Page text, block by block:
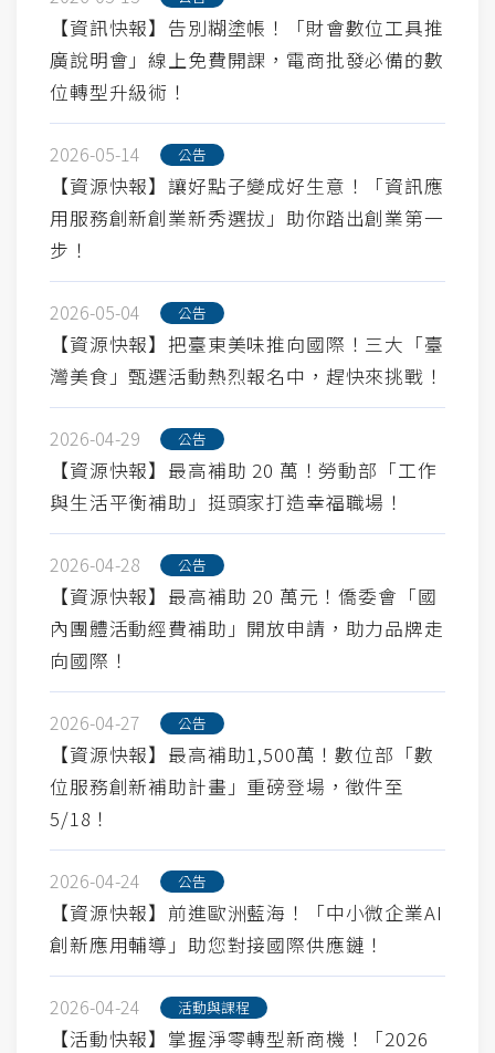
【資訊快報】告別糊塗帳！「財會數位工具推
廣說明會」線上免費開課，電商批發必備的數
位轉型升級術！
2026-05-14 公告
【資源快報】讓好點子變成好生意！「資訊應
用服務創新創業新秀選拔」助你踏出創業第一
步！
2026-05-04 公告
【資源快報】把臺東美味推向國際！三大「臺
灣美食」甄選活動熱烈報名中，趕快來挑戰！
2026-04-29 公告
【資源快報】最高補助 20 萬！勞動部「工作
與生活平衡補助」挺頭家打造幸福職場！
2026-04-28 公告
【資源快報】最高補助 20 萬元！僑委會「國
內團體活動經費補助」開放申請，助力品牌走
向國際！
2026-04-27 公告
【資源快報】最高補助1,500萬！數位部「數
位服務創新補助計畫」重磅登場，徵件至
5/18！
2026-04-24 公告
【資源快報】前進歐洲藍海！「中小微企業AI
創新應用輔導」助您對接國際供應鏈！
2026-04-24 活動與課程
【活動快報】掌握淨零轉型新商機！「2026